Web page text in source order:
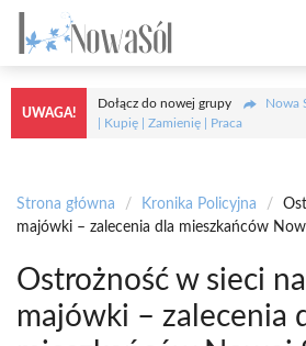
Przejdź
treści
UWAGA!
Dołącz do nowej grupy
Nowa
| Kupię | Zamienię | Praca
Strona główna / Kronika Policyjna /
majówki – zalecenia dla mieszkańców
Ostrożność w sieci
majówki – zalecenia